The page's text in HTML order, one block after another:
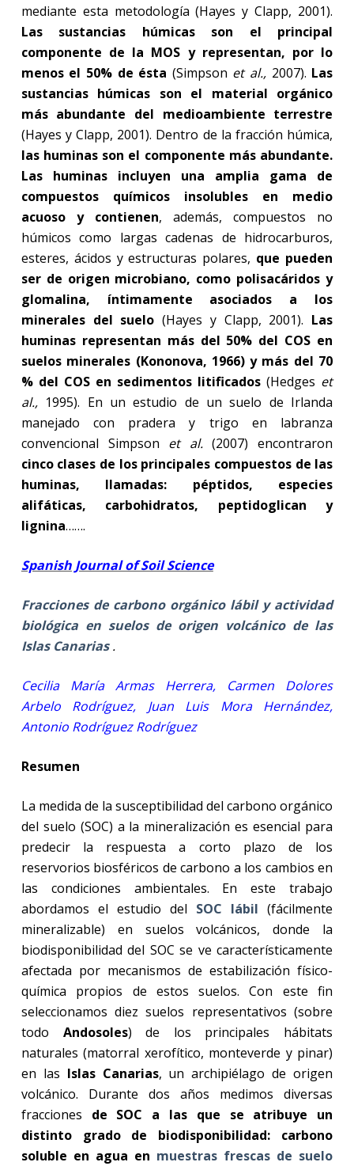
mediante esta metodología (Hayes y Clapp, 2001).
Las sustancias húmicas son el principal
componente de la MOS y representan, por lo
menos el 50% de ésta (Simpson et al., 2007). Las
sustancias húmicas son el material orgánico
más abundante del medioambiente terrestre
(Hayes y Clapp, 2001). Dentro de la fracción húmica,
las huminas son el componente más abundante.
Las huminas incluyen una amplia gama de
compuestos químicos insolubles en medio
acuoso y contienen, además, compuestos no
húmicos como largas cadenas de hidrocarburos,
esteres, ácidos y estructuras polares, que pueden
ser de origen microbiano, como polisacáridos y
glomalina, íntimamente asociados a los
minerales del suelo(Hayes y Clapp, 2001). Las
huminas representan más del 50% del COS en
suelos minerales (Kononova, 1966) y más del 70
% del COS en sedimentos litificados(Hedges et
al., 1995). En un estudio de un suelo de Irlanda
manejado con pradera y trigo en labranza
convencional Simpson et al.(2007) encontraron
cinco clases de los principales compuestos de las
huminas, llamadas: péptidos, especies
alifáticas, carbohidratos, peptidoglican y
lignina…….
Spanish Journal of Soil Science
Fracciones de carbono orgánico lábil y actividad
biológica en suelos de origen volcánico de las
Islas Canarias .
Cecilia María Armas Herrera, Carmen Dolores
Arbelo Rodríguez, Juan Luis Mora Hernández,
Antonio Rodríguez Rodríguez
Resumen
La medida de la susceptibilidad del carbono orgánico
del suelo (SOC) a la mineralización es esencial para
predecir la respuesta a corto plazo de los
reservorios biosféricos de carbono a los cambios en
las condiciones ambientales. En este trabajo
abordamos el estudio del SOC lábil (fácilmente
mineralizable) en suelos volcánicos, donde la
biodisponibilidad del SOC se ve característicamente
afectada por mecanismos de estabilización físico-
química propios de estos suelos. Con este fin
seleccionamos diez suelos representativos (sobre
todo Andosoles) de los principales hábitats
naturales (matorral xerofítico, monteverde y pinar)
en las Islas Canarias, un archipiélago de origen
volcánico. Durante dos años medimos diversas
fracciones de SOC a las que se atribuye un
distinto grado de biodisponibilidad: carbono
soluble en agua en muestras frescas de suelo